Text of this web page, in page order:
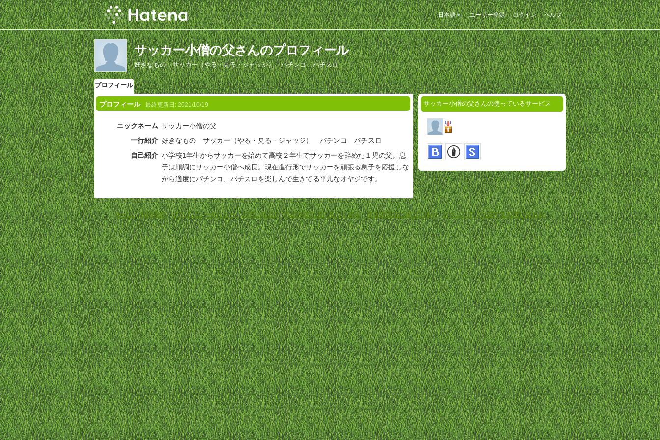
日本語 ユーザー登録 ログイン ヘルプ
サッカー小僧の父さんのプロフィール
好きなもの サッカー（やる・見る・ジャッジ） パチンコ パチスロ
プロフィール
プロフィール 最終更新日: 2021/10/19
ニックネーム サッカー小僧の父
一行紹介 好きなもの サッカー（やる・見る・ジャッジ） パチンコ パチスロ
自己紹介 小学校1年生からサッカーを始めて高校２年生でサッカーを辞めた１児の父。息
子は順調にサッカー小僧へ成長。現在進行形でサッカーを頑張る息子を応援しな
がら適度にパチンコ、パチスロを楽しんで生きてる平凡なオヤジです。
サッカー小僧の父さんの使っているサービス
ホーム-利用規約-プライバシーポリシー-お問い合わせ-特定商取引法に基づく表示-資金決済法に基づく表示-セキュリティに関するお問い合わせ